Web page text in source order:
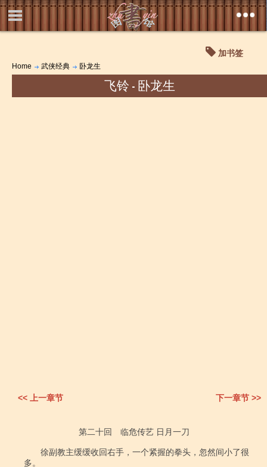
加书签
Home 武侠经典 卧龙生
飞铃 - 卧龙生
<< 上一章节 下一章节 >>